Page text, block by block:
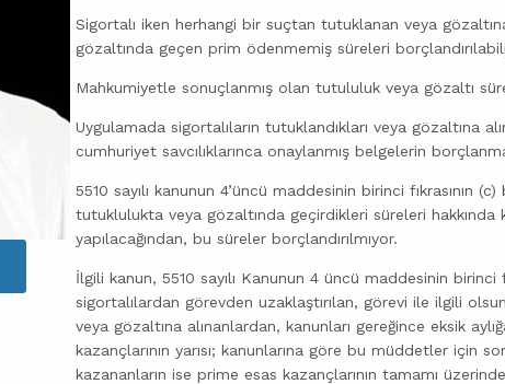
Sigortalı iken herhangi bir suçtan tutuklanan veya
gözaltında geçen prim ödenmemiş süreleri
Mahkumiyetle sonuçlanmış olan tutululuk veya gözaltı
Uygulamada sigortalıların tutuklandıkları veya gözaltına
cumhuriyet savcılıklarınca onaylanmış belgelerin
5510 sayılı kanunun 4’üncü maddesinin birinci fıkrasının
tutuklulukta veya gözaltında geçirdikleri süreleri hakkında
yapılacağından, bu süreler borçlandırılmıyor.
İlgili kanun, 5510 sayılı Kanunun 4 üncü maddesinin birinci
sigortalılardan görevden uzaklaştırılan, görevi ile ilgili
veya gözaltına alınanlardan, kanunları gereğince eksik
kazançlarının yarısı; kanunlarına göre bu müddetler için
kazananların ise prime esas kazançlarının tamamı